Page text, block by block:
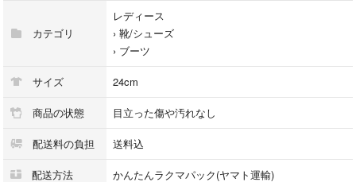
カテゴリ
レディース
› 靴/シューズ
› ブーツ
サイズ 24cm
商品の状態 目立った傷や汚れなし
配送料の負担 送料込
配送方法 かんたんラクマパック(ヤマト運輸)